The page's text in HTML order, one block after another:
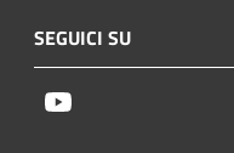
SEGUICI SU